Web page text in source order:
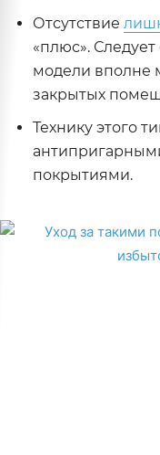
Отсутствие
«плюс».
модели вполне
закрытых
Технику этого
покрытиями.